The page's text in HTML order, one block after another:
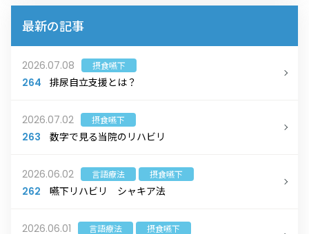
最新の記事
2026.07.08 摂食嚥下
264 排尿自立支援とは？
2026.07.02 摂食嚥下
263 数字で見る当院のリハビリ
2026.06.02 言語療法 摂食嚥下
262 嚥下リハビリ シャキア法
2026.06.01 言語療法 摂食嚥下